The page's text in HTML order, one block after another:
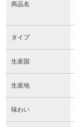
商品名
タイプ
生産国
生産地
味わい